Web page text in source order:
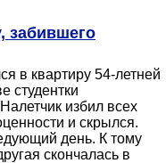
забившего
в квартиру 54-летней
студентки
избил всех
и скрылся.
день. К тому
скончалась в